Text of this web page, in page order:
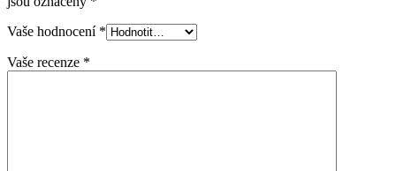
Vaše hodnocení *
Vaše recenze *